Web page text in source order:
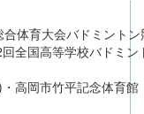
体育大会バドミントン
等学校バドミント
高岡市竹平記念体育館